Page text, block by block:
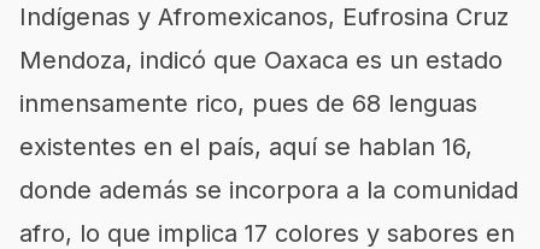
Indígenas y Afromexicanos, Eufrosina Cruz
Mendoza, indicó que Oaxaca es un estado
inmensamente rico, pues de 68 lenguas
existentes en el país, aquí se hablan 16,
donde además se incorpora a la comunidad
afro, lo que implica 17 colores y sabores en